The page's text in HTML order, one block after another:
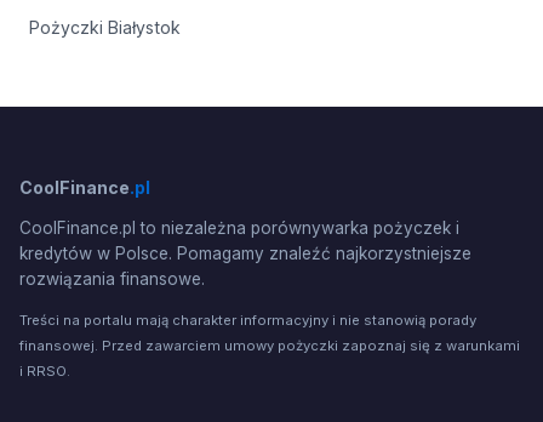
Pożyczki Białystok
CoolFinance.pl
CoolFinance.pl to niezależna porównywarka pożyczek i
kredytów w Polsce. Pomagamy znaleźć najkorzystniejsze
rozwiązania finansowe.
Treści na portalu mają charakter informacyjny i nie stanowią porady
finansowej. Przed zawarciem umowy pożyczki zapoznaj się z warunkami
i RRSO.